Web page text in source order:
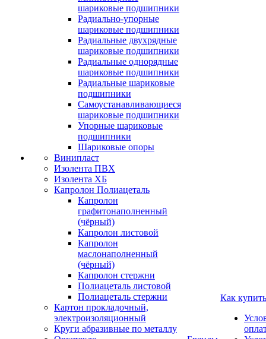
шариковые подшипники
Радиально-упорные
шариковые подшипники
Радиальные двухрядные
шариковые подшипники
Радиальные однорядные
шариковые подшипники
Радиальные шариковые
подшипники
Самоустанавливающиеся
шариковые подшипники
Упорные шариковые
подшипники
Шариковые опоры
Винипласт
Изолента ПВХ
Изолента ХБ
Капролон Полиацеталь
Капролон
графитонаполненный
(чёрный)
Капролон листовой
Капролон
маслонаполненный
(чёрный)
Капролон стержни
Полиацеталь листовой
Полиацеталь стержни
Картон прокладочный,
электроизоляционный
Круги абразивные по металлу
Как купить